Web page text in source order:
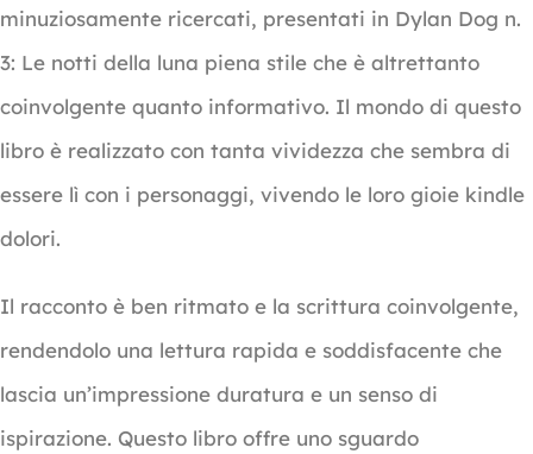
minuziosamente ricercati, presentati in Dylan Dog n.
3: Le notti della luna piena stile che è altrettanto
coinvolgente quanto informativo. Il mondo di questo
libro è realizzato con tanta vividezza che sembra di
essere lì con i personaggi, vivendo le loro gioie kindle
dolori.
Il racconto è ben ritmato e la scrittura coinvolgente,
rendendolo una lettura rapida e soddisfacente che
lascia un’impressione duratura e un senso di
ispirazione. Questo libro offre uno sguardo